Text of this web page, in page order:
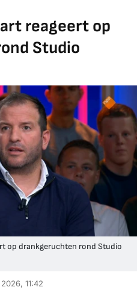
reageert op
Studio
op drankgeruchten rond Studio
11:42